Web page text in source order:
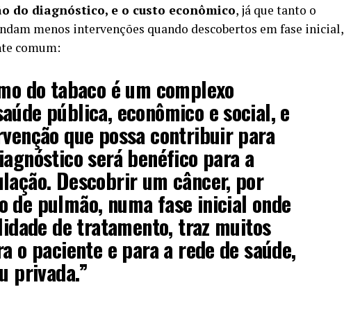
do diagnóstico, e o custo econômico, já que tanto o
menos intervenções quando descobertos em fase inicial,
comum:
do tabaco é um complexo
pública, econômico e social, e
que possa contribuir para
será benéfico para a
Descobrir um câncer, por
de pulmão, numa fase inicial onde
de tratamento, traz muitos
o paciente e para a rede de saúde,
privada.”